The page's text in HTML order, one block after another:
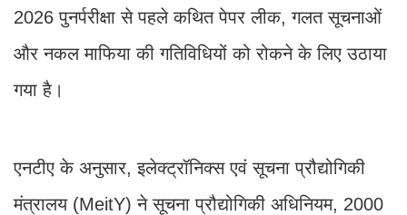
2026 पुनर्परीक्षा से पहले कथित पेपर लीक, गलत सूचनाओं
और नकल माफिया की गतिविधियों को रोकने के लिए उठाया
गया है।
एनटीए के अनुसार, इलेक्ट्रॉनिक्स एवं सूचना प्रौद्योगिकी
मंत्रालय (MeitY) ने सूचना प्रौद्योगिकी अधिनियम, 2000